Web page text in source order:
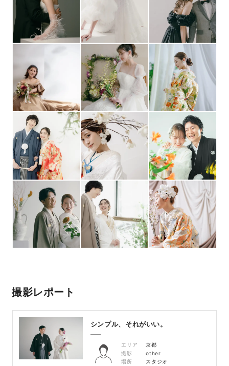
撮影レポート
シンプル、それがいい。
エリア
京都
撮影
other
場所
スタジオ